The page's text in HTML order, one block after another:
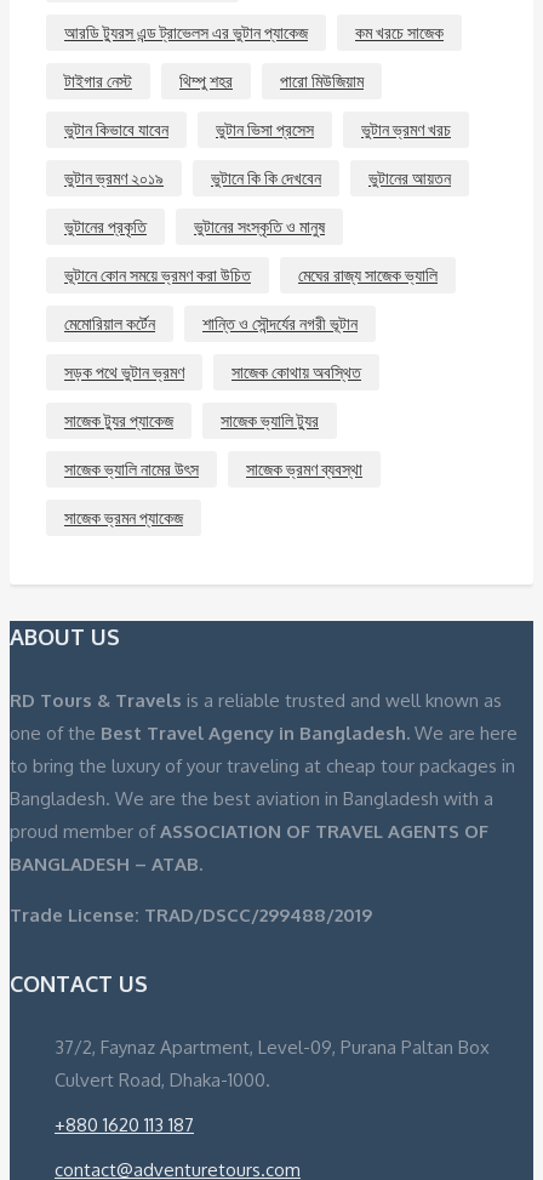
আরডি ট্যুরস এন্ড ট্রাভেলস এর ভুটান প্যাকেজ
কম খরচে সাজেক
টাইগার নেস্ট
থিম্পু শহর
পারো মিউজিয়াম
ভুটান কিভাবে যাবেন
ভুটান ভিসা প্রসেস
ভুটান ভ্রমণ খরচ
ভুটান ভ্রমণ ২০১৯
ভুটানে কি কি দেখবেন
ভুটানের আয়তন
ভুটানের প্রকৃতি
ভুটানের সংস্কৃতি ও মানুষ
ভূটানে কোন সময়ে ভ্রমণ করা উচিত
মেঘের রাজ্য সাজেক ভ্যালি
মেমোরিয়াল কর্টেন
শান্তি ও সৌন্দর্যের নগরী ভূটান
সড়ক পথে ভুটান ভ্রমণ
সাজেক কোথায় অবস্থিত
সাজেক ট্যুর প্যাকেজ
সাজেক ভ্যালি ট্যুর
সাজেক ভ্যালি নামের উৎস
সাজেক ভ্রমণ ব্যবস্থা
সাজেক ভ্রমন প্যাকেজ
ABOUT US
RD Tours & Travels is a reliable trusted and well known as
one of the Best Travel Agency in Bangladesh. We are here
to bring the luxury of your traveling at cheap tour packages in
Bangladesh. We are the best aviation in Bangladesh with a
proud member ofASSOCIATION OF TRAVEL AGENTS OF
BANGLADESH – ATAB.
Trade License: TRAD/DSCC/299488/2019
CONTACT US
37/2, Faynaz Apartment, Level-09, Purana Paltan Box
Culvert Road, Dhaka-1000.
+880 1620 113 187
contact@adventuretours.com